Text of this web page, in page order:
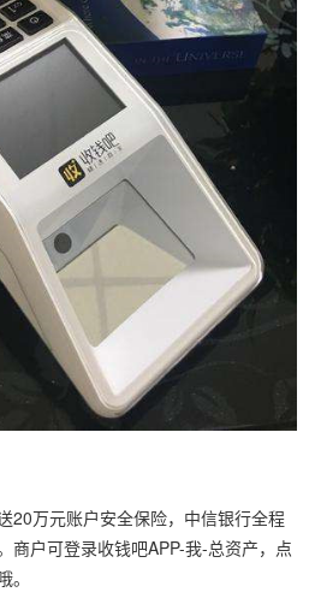
20万元账户安全保险，中信银行全程
商户可登录收钱吧APP-我-总资产，点